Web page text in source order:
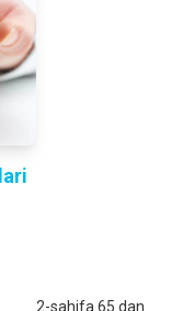
2-sahifa 65 dan